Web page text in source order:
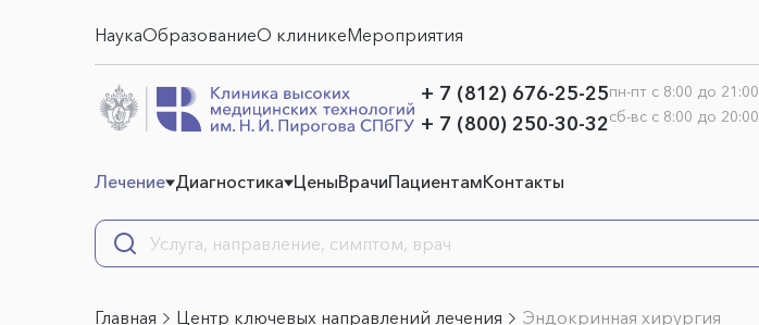
НаукаОбразованиеО клиникеМероприятия
+ 7 (812) 676-25-25
+ 7 (800) 250-30-32
пн-пт с 8:00 до 21:00
сб-вс с 8:00 до 20:00
Лечение Диагностика ЦеныВрачиПациентамКонтакты
Главная Центр ключевых направлений лечения Эндокринная хирургия